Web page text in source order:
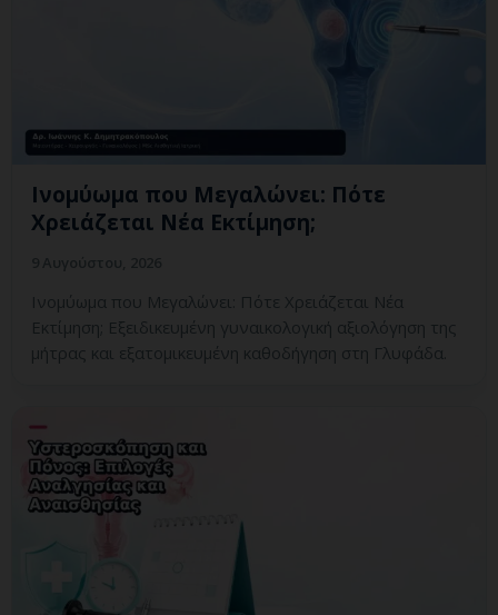
Ινομύωμα που Μεγαλώνει: Πότε
Χρειάζεται Νέα Εκτίμηση;
Ινομύωμα που Μεγαλώνει: Πότε Χρειάζεται Νέα
Εκτίμηση; Εξειδικευμένη γυναικολογική αξιολόγηση της
μήτρας και εξατομικευμένη καθοδήγηση στη Γλυφάδα.